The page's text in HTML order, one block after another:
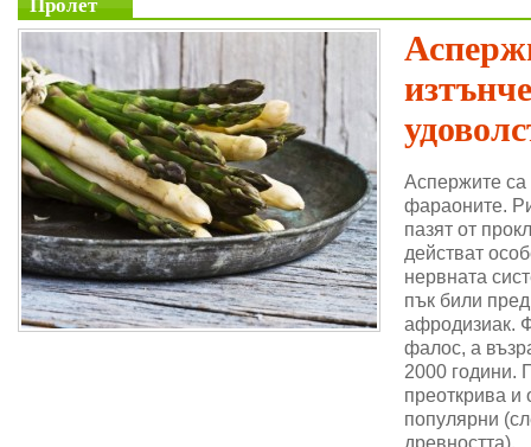
Пролет
Аспержите
фараоните.
пазят от
действат
нервната
пък били
афродизиак.
фалос, а
2000 години.
преоткрива и
популярни
древността).